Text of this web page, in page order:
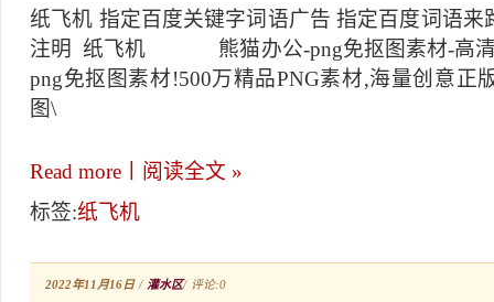
纸飞机 指定百度关键字词语广告 指定百度词语
注明 纸飞机 熊猫办公-png免抠图素材-高清
png免抠图素材!500万精品PNG素材,海量创意正
图\
Read more丨阅读全文 »
标签:纸飞机
2022年11月16日 / 灌水区/ 评论:0